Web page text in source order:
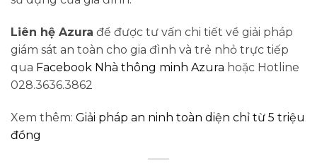
Liên hệ Azura để được tư vấn chi tiết về giải pháp
giám sát an toàn cho gia đình và trẻ nhỏ trực tiếp
qua Facebook Nhà thông minh Azura hoặc Hotline
028.3636.3862
Xem thêm: Giải pháp an ninh toàn diện chỉ từ 5 triệu
đồng